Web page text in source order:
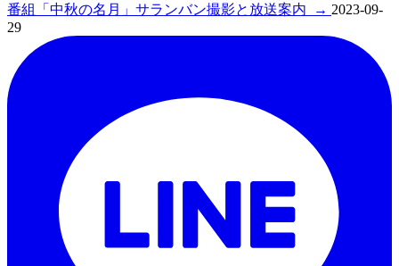
番組「中秋の名月」サランバン撮影と放送案内
→ 2023-09-
29